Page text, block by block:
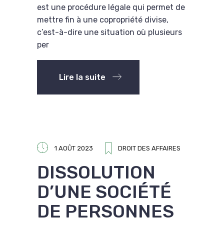
est une procédure légale qui permet de
mettre fin à une copropriété divise,
c’est-à-dire une situation où plusieurs
per
Lire la suite
1 AOÛT 2023 DROIT DES AFFAIRES
DISSOLUTION
D’UNE SOCIÉTÉ
DE PERSONNES